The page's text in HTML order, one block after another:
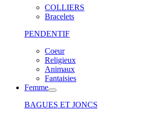
COLLIERS
Bracelets
PENDENTIF
Coeur
Religieux
Animaux
Fantaisies
Femme
BAGUES ET JONCS